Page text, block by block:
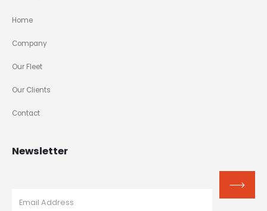
Home
Company
Our Fleet
Our Clients
Contact
Newsletter